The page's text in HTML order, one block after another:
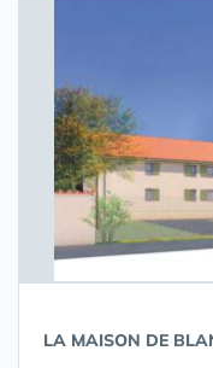
LA MAISON DE